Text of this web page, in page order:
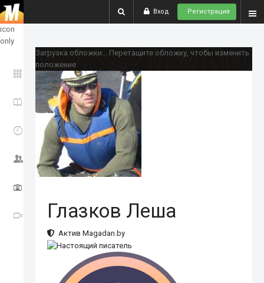
Вход Регистрация
show
icon
only
ГЛАВНОЕ
ИСТОРИИ
СОБЫТИЯ
СООБЩЕСТВО
ВИДЕО
Загрузка обложки... Перетащите обложку, чтобы изменить
положение
Глазков Леша
Актив Magadan.by